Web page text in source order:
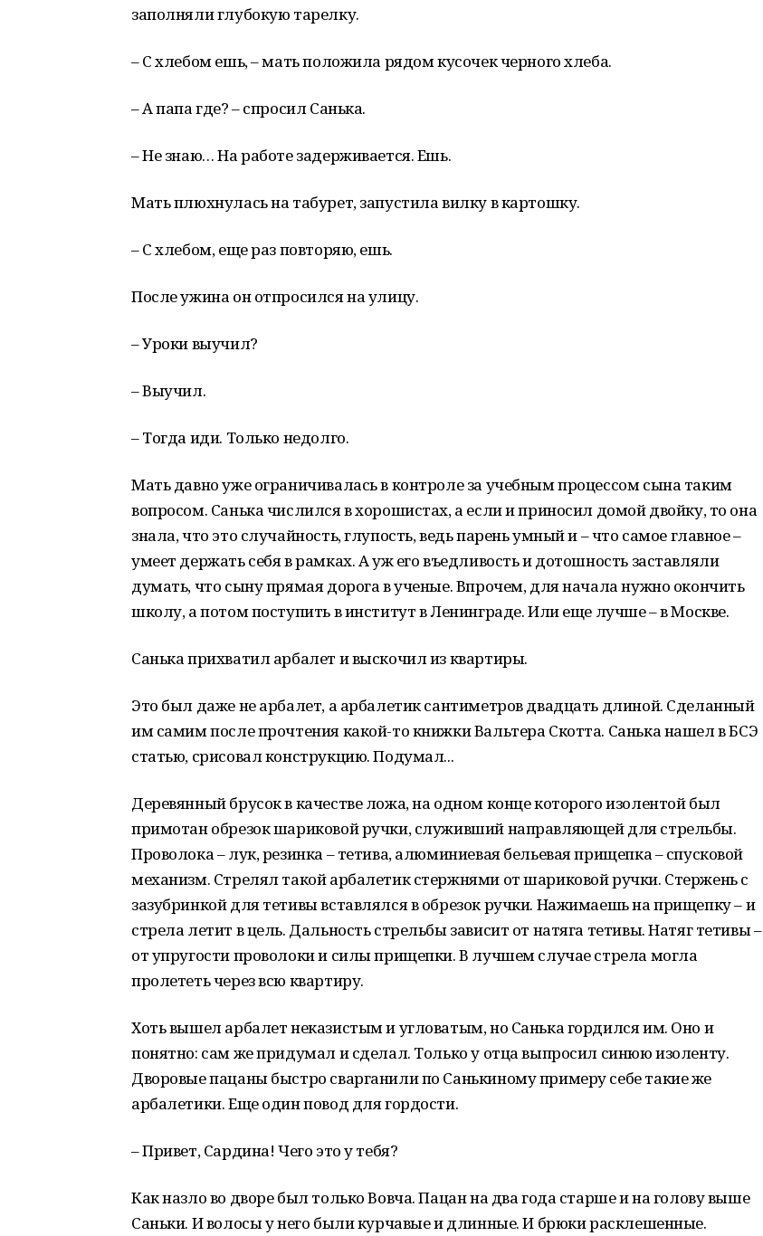
заполняли глубокую тарелку.
– С хлебом ешь, – мать положила рядом кусочек черного хлеба.
– А папа где? – спросил Санька.
– Не знаю… На работе задерживается. Ешь.
Мать плюхнулась на табурет, запустила вилку в картошку.
– С хлебом, еще раз повторяю, ешь.
После ужина он отпросился на улицу.
– Уроки выучил?
– Выучил.
– Тогда иди. Только недолго.
Мать давно уже ограничивалась в контроле за учебным процессом сына таким
вопросом. Санька числился в хорошистах, а если и приносил домой двойку, то она
знала, что это случайность, глупость, ведь парень умный и – что самое главное –
умеет держать себя в рамках. А уж его въедливость и дотошность заставляли
думать, что сыну прямая дорога в ученые. Впрочем, для начала нужно окончить
школу, а потом поступить в институт в Ленинграде. Или еще лучше – в Москве.
Санька прихватил арбалет и выскочил из квартиры.
Это был даже не арбалет, а арбалетик сантиметров двадцать длиной. Сделанный
им самим после прочтения какой-то книжки Вальтера Скотта. Санька нашел в БСЭ
статью, срисовал конструкцию. Подумал...
Деревянный брусок в качестве ложа, на одном конце которого изолентой был
примотан обрезок шариковой ручки, служивший направляющей для стрельбы.
Проволока – лук, резинка – тетива, алюминиевая бельевая прищепка – спусковой
механизм. Стрелял такой арбалетик стержнями от шариковой ручки. Стержень с
зазубринкой для тетивы вставлялся в обрезок ручки. Нажимаешь на прищепку – и
стрела летит в цель. Дальность стрельбы зависит от натяга тетивы. Натяг тетивы –
от упругости проволоки и силы прищепки. В лучшем случае стрела могла
пролететь через всю квартиру.
Хоть вышел арбалет неказистым и угловатым, но Санька гордился им. Оно и
понятно: сам же придумал и сделал. Только у отца выпросил синюю изоленту.
Дворовые пацаны быстро сварганили по Санькиному примеру себе такие же
арбалетики. Еще один повод для гордости.
– Привет, Сардина! Чего это у тебя?
Как назло во дворе был только Вовча. Пацан на два года старше и на голову выше
Саньки. И волосы у него были курчавые и длинные. И брюки расклешенные.